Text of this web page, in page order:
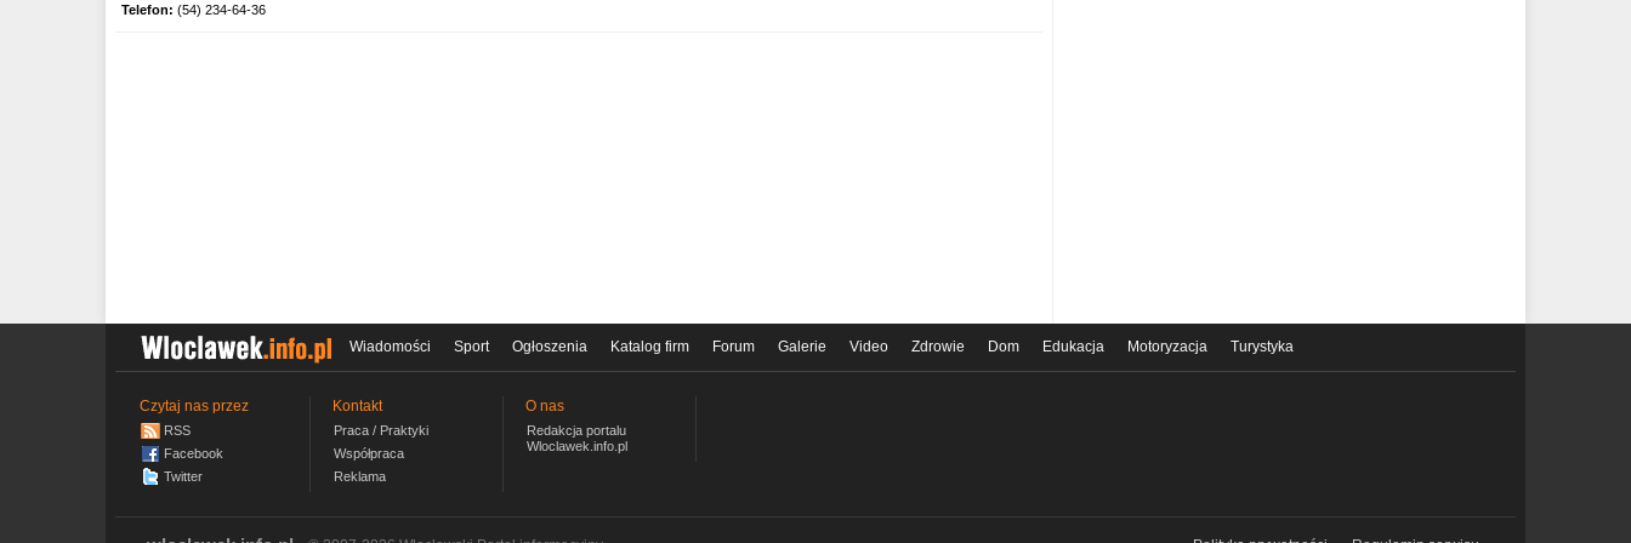
Telefon: (54) 234-64-36
Wiadomości Sport Ogłoszenia Katalog firm Forum Galerie Video Zdrowie Dom Edukacja Motoryzacja Turystyka
Czytaj nas przez
RSS
Facebook
Twitter
Kontakt
Praca / Praktyki
Współpraca
Reklama
O nas
Redakcja portalu
Wloclawek.info.pl